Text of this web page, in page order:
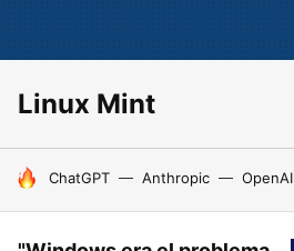
Linux Mint
HOY SE HABLA DE
ChatGPT Anthropic OpenAI